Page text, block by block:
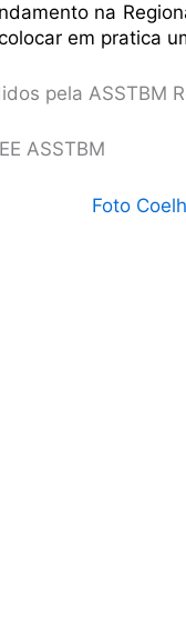
na
em pratica
pela ASSTBM
ASSTBM